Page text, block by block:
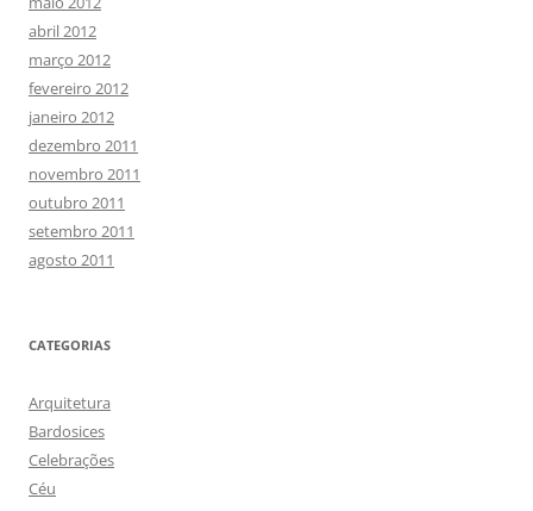
abril 2012
março 2012
fevereiro 2012
janeiro 2012
dezembro 2011
novembro 2011
outubro 2011
setembro 2011
agosto 2011
CATEGORIAS
Arquitetura
Bardosices
Celebrações
Céu